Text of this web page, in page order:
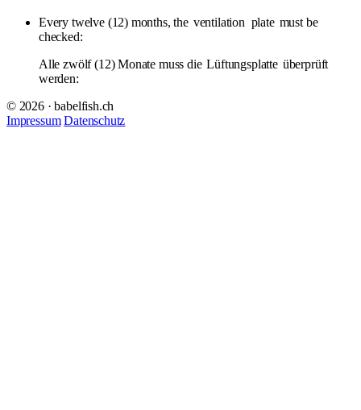
Every twelve (12) months, the ventilation plate must be
checked:
Alle zwölf (12) Monate muss die Lüftungsplatte überprüft
werden:
© 2026 · babelfish.ch
Impressum Datenschutz